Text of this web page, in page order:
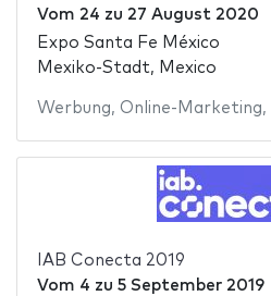
Vom 24 zu 27 August 2020
Expo Santa Fe México
Mexiko-Stadt, Mexico
Werbung, Online-Marketing,
IAB Conecta 2019
Vom 4 zu 5 September 2019